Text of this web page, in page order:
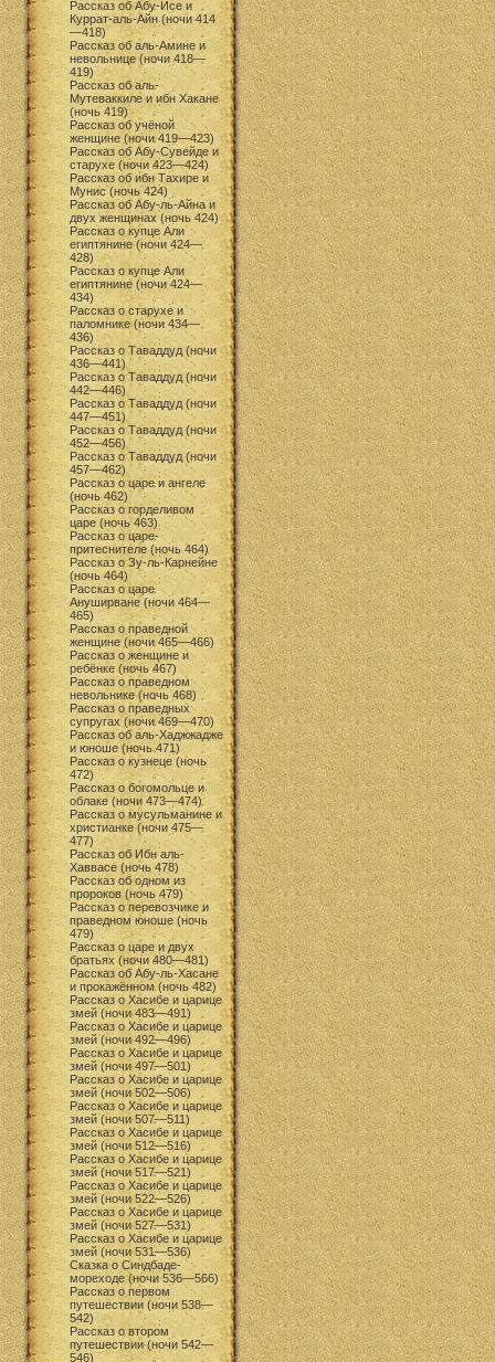
Рассказ об Абу-Исе и
Куррат-аль-Айн (ночи 414
—418)
Рассказ об аль-Амине и
невольнице (ночи 418—
419)
Рассказ об аль-
Мутеваккиле и ибн Хакане
(ночь 419)
Рассказ об учёной
женщине (ночи 419—423)
Рассказ об Абу-Сувейде и
старухе (ночи 423—424)
Рассказ об ибн Тахире и
Мунис (ночь 424)
Рассказ об Абу-ль-Айна и
двух женщинах (ночь 424)
Рассказ о купце Али
египтянине (ночи 424—
428)
Рассказ о купце Али
египтянине (ночи 424—
434)
Рассказ о старухе и
паломнике (ночи 434—
436)
Рассказ о Таваддуд (ночи
436—441)
Рассказ о Таваддуд (ночи
442—446)
Рассказ о Таваддуд (ночи
447—451)
Рассказ о Таваддуд (ночи
452—456)
Рассказ о Таваддуд (ночи
457—462)
Рассказ о царе и ангеле
(ночь 462)
Рассказ о горделивом
царе (ночь 463)
Рассказ о царе-
притеснителе (ночь 464)
Рассказ о Зу-ль-Карнейне
(ночь 464)
Рассказ о царе
Ануширване (ночи 464—
465)
Рассказ о праведной
женщине (ночи 465—466)
Рассказ о женщине и
ребёнке (ночь 467)
Рассказ о праведном
невольнике (ночь 468)
Рассказ о праведных
супругах (ночи 469—470)
Рассказ об аль-Хаджжадже
и юноше (ночь 471)
Рассказ о кузнеце (ночь
472)
Рассказ о богомольце и
облаке (ночи 473—474)
Рассказ о мусульманине и
христианке (ночи 475—
477)
Рассказ об Ибн аль-
Хаввасе (ночь 478)
Рассказ об одном из
пророков (ночь 479)
Рассказ о перевозчике и
праведном юноше (ночь
479)
Рассказ о царе и двух
братьях (ночи 480—481)
Рассказ об Абу-ль-Хасане
и прокажённом (ночь 482)
Рассказ о Хасибе и царице
змей (ночи 483—491)
Рассказ о Хасибе и царице
змей (ночи 492—496)
Рассказ о Хасибе и царице
змей (ночи 497—501)
Рассказ о Хасибе и царице
змей (ночи 502—506)
Рассказ о Хасибе и царице
змей (ночи 507—511)
Рассказ о Хасибе и царице
змей (ночи 512—516)
Рассказ о Хасибе и царице
змей (ночи 517—521)
Рассказ о Хасибе и царице
змей (ночи 522—526)
Рассказ о Хасибе и царице
змей (ночи 527—531)
Рассказ о Хасибе и царице
змей (ночи 531—536)
Сказка о Синдбаде-
мореходе (ночи 536—566)
Рассказ о первом
путешествии (ночи 538—
542)
Рассказ о втором
путешествии (ночи 542—
546)